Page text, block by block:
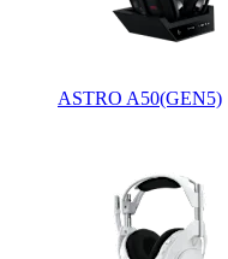
ASTRO A50(GEN5)